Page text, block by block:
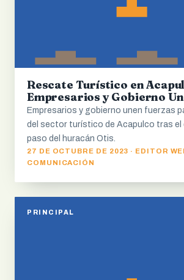
Rescate Turístico en
Empresarios y Gobierno
Empresarios y gobierno unen fuerzas
del sector turístico de Acapulco tras el
paso del huracán Otis.
27 DE OCTUBRE DE 2023 · EDITOR
COMUNICACIÓN
PRINCIPAL